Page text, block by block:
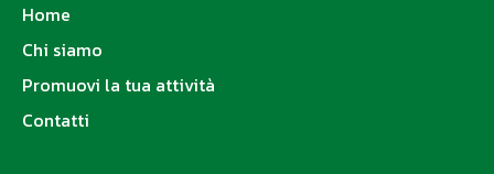
Home
Chi siamo
Promuovi la tua attività
Contatti